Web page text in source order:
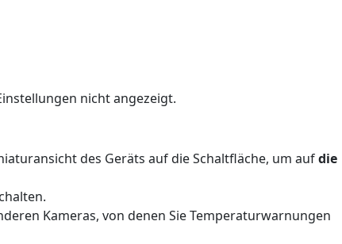
nicht angezeigt.
des Geräts auf die Schaltfläche, um aufdie
Kameras, von denen Sie Temperaturwarnungen